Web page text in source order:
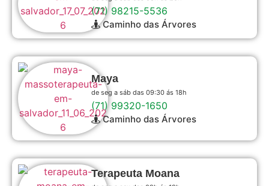
(71) 98215-5536
Caminho das Árvores
Maya
de seg a sáb das 09:30 ás 18h
(71) 99320-1650
Caminho das Árvores
Terapeuta Moana